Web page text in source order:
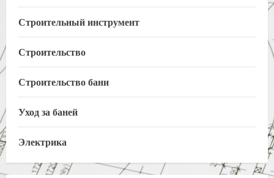
Строительный инструмент
Строительство
Строительство бани
Уход за баней
Электрика